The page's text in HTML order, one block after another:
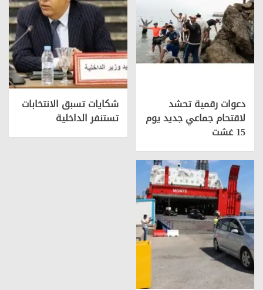
دعوات رقمية تحشد
لاقتحام جماعي جديد يوم
15 غشت
شكايات تسبق الانتخابات
تستنفر الداخلية